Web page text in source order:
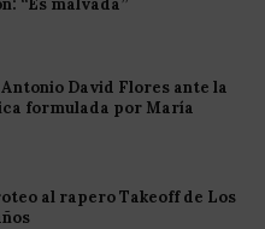
David Flores ante la
formulada por María
al rapero Takeoff de Los